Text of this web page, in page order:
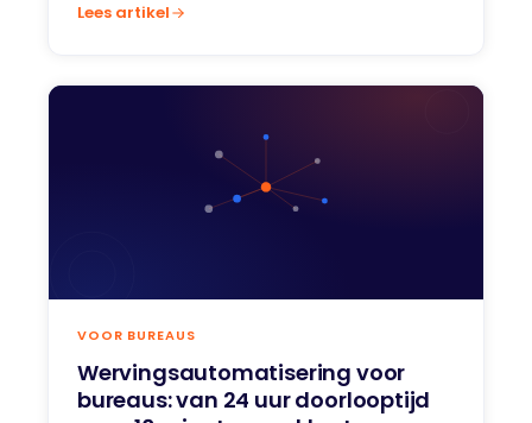
Lees artikel
VOOR BUREAUS
Wervingsautomatisering voor
bureaus: van 24 uur doorlooptijd